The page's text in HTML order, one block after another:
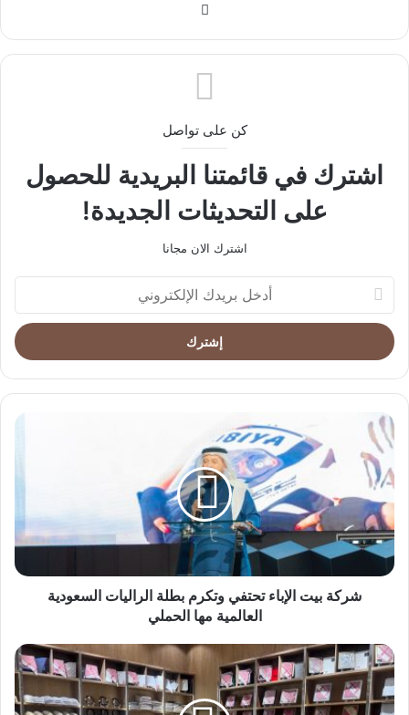
كن على تواصل
اشترك في قائمتنا البريدية للحصول
على التحديثات الجديدة!
اشترك الان مجانا
بريدك
الإلكتروني
شركة
بيت
الإباء
تحتفي
وتكرم
بطلة
الراليات
السعودية
العالمية
شركة بيت الإباء تحتفي وتكرم بطلة الراليات السعودية
العالمية مها الحملي
المملكة
تختتم
فعاليات
بطولة